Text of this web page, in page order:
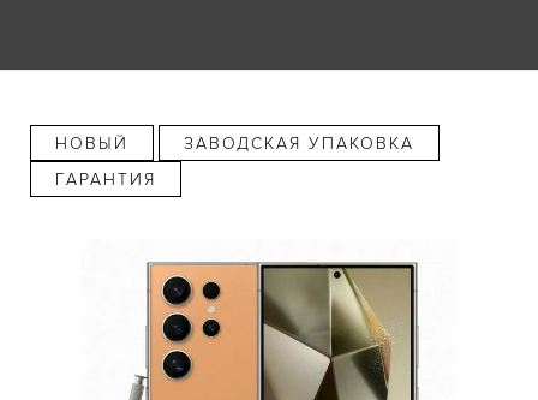
НОВЫЙ
ЗАВОДСКАЯ УПАКОВКА
ГАРАНТИЯ